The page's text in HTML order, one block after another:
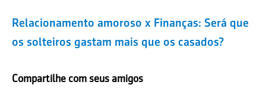
Relacionamento amoroso x Finanças: Será que
os solteiros gastam mais que os casados?
Compartilhe com seus amigos